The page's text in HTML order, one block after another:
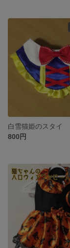
白雪猫姫のスタイ
800円